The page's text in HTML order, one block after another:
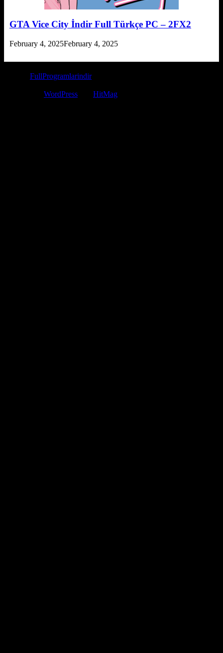
GTA Vice City İndir Full Türkçe PC – 2FX2
February 4, 2025February 4, 2025
FullProgramlarindir- Tüm Hakları Saklıdır. Bilgi Telif
WordPress HitMag